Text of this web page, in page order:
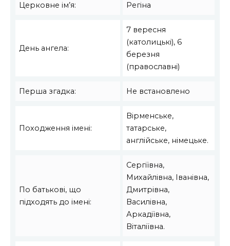
Церковне ім’я: Регіна
День ангела:
7 вересня
(католицькі), 6
березня
(православні)
Перша згадка: Не встановлено
Походження імені:
Вірменське,
татарське,
англійське, німецьке.
По батькові, що
підходять до імені:
Сергіївна,
Михайлівна, Іванівна,
Дмитрівна,
Василівна,
Аркадіївна,
Віталіївна.